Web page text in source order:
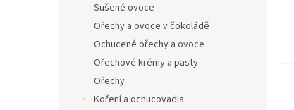
Sušené ovoce
Ořechy a ovoce v čokoládě
Ochucené ořechy a ovoce
Ořechové krémy a pasty
Ořechy
Koření a ochucovadla